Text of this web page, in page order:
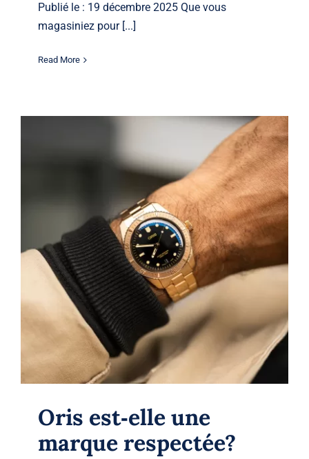
Publié le : 19 décembre 2025 Que vous
magasiniez pour [...]
Read More
Oris est‑elle une marque respectée?
Guide 2025 pour comprendre
l’indépendance et la valeur suisses
Oris Oris
Oris est‑elle une
marque respectée?